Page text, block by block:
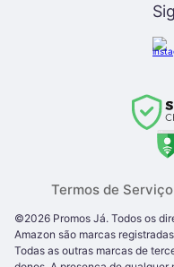
Termos de Serviço
©2026 Promos Já. Todos os
Amazon são marcas
Todas as outras marcas de